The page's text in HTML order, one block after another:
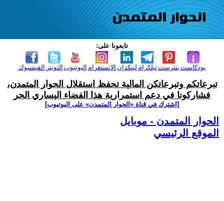
تابعونا على:
الفيسبوك التويتر اليوتيوب الانستغرام لينكدإن تيلكرامبنترست بودكاست
تبرعاتكم وتبرعاتكن المالية تحفظ استقلال الحوار المتمدن،
فشاركونا في دعم استمرارية هذا الفضاء اليساري الحر
[اشترك في قناة ‫«الحوار المتمدن» على اليوتيوب]
الحوار المتمدن - موبايل
الموقع الرئيسي